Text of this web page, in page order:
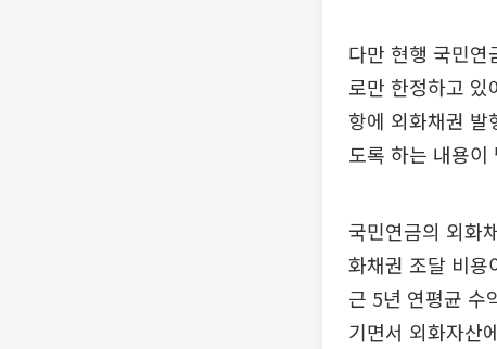
다만 현행 국민
로만 한정하고
항에 외화채권 발
도록 하는 내용이
국민연금의 외화
화채권 조달 비
근 5년 연평균 수
기면서 외화자산